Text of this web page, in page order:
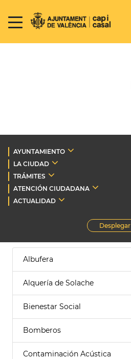
AYUNTAMIENTO
LA CIUDAD
TRÁMITES
ATENCIÓN CIUDADANA
ACTUALIDAD
Desplegar
Albufera
Alquería de Solache
Bienestar Social
Bomberos
Contaminación Acústica